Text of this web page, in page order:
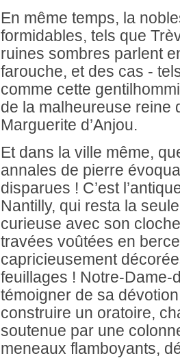
En même temps, la
formidables, tels que
ruines sombres parlent
farouche, et des cas -
comme cette
de la malheureuse reine
Marguerite d’Anjou.
Et dans la ville même,
annales de pierre
disparues ! C’est
Nantilly, qui resta la
curieuse avec son
travées voûtées en
capricieusement
feuillages ! Notre-Dame-
témoigner de sa
construire un oratoire,
soutenue par une
meneaux flamboyants,